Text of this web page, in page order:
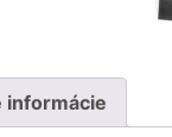
informácie